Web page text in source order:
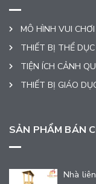
MÔ HÌNH VUI
THIẾT BỊ THỂ
TIỆN ÍCH CẢNH
THIẾT BỊ GIÁO
SẢN PHẨM BÁN
Nhà